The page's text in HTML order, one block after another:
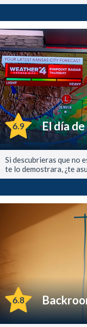
6.9 El día
Si descubrieras que no
te lo demostrara, ¿te
6.8